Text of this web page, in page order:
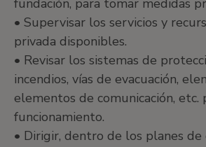
fundación, para tomar medidas
• Supervisar los servicios y
privada disponibles.
• Revisar los sistemas de
incendios, vías de evacuación,
elementos de comunicación, etc.
funcionamiento.
• Dirigir, dentro de los planes de